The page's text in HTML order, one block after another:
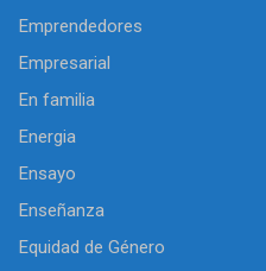
Emprendedores
Empresarial
En familia
Energia
Ensayo
Enseñanza
Equidad de Género